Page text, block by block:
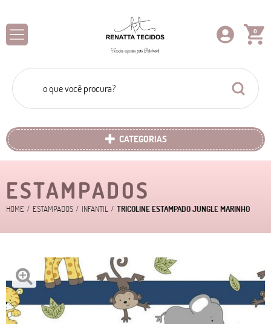
0
CATEGORIAS
ESTAMPADOS
HOME ESTAMPADOS INFANTIL TRICOLINE ESTAMPADO JUNGLE MARINHO